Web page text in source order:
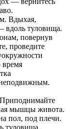
Вдыхая,
вдоль туловища.
повернув
проведите
время
неподвижным.
мышцы живота.
пол, под плечи.